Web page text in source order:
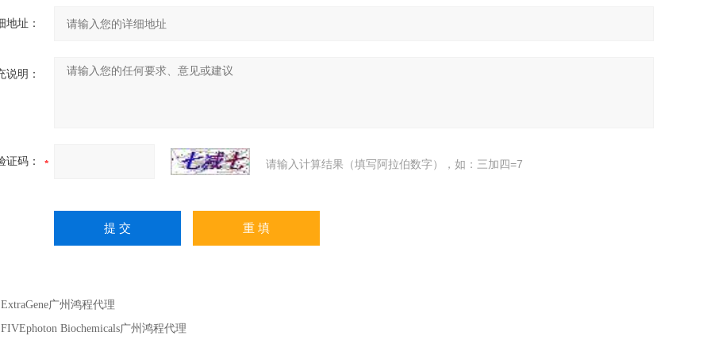
地址：
说明：
证码： 请输入计算结果（填写阿拉伯数字），如：三加四=7
ExtraGene广州鸿程代理
FIVEphoton Biochemicals广州鸿程代理